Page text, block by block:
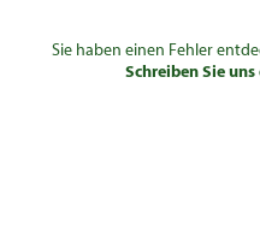
Sie haben einen Fehler
Schreiben Sie